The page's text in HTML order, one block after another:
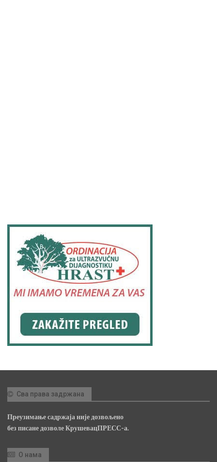
Сва права задржана
Преузимање садржаја није дозвољено
без писане дозволе КрушевацПРЕСС-а.
О нама